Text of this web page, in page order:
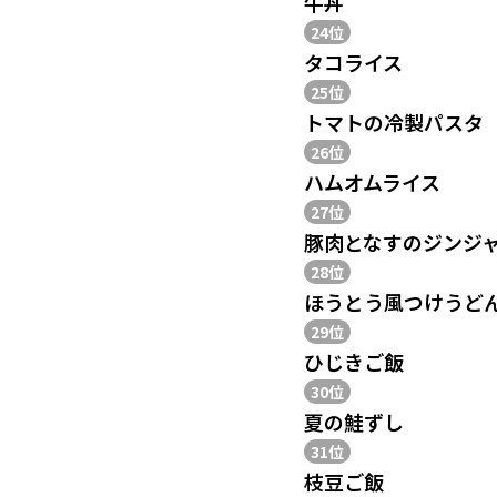
24位
タコライス
25位
トマトの冷製パスタ
26位
ハムオムライス
27位
豚肉となすのジンジ
28位
ほうとう風つけうど
29位
ひじきご飯
30位
夏の鮭ずし
31位
枝豆ご飯